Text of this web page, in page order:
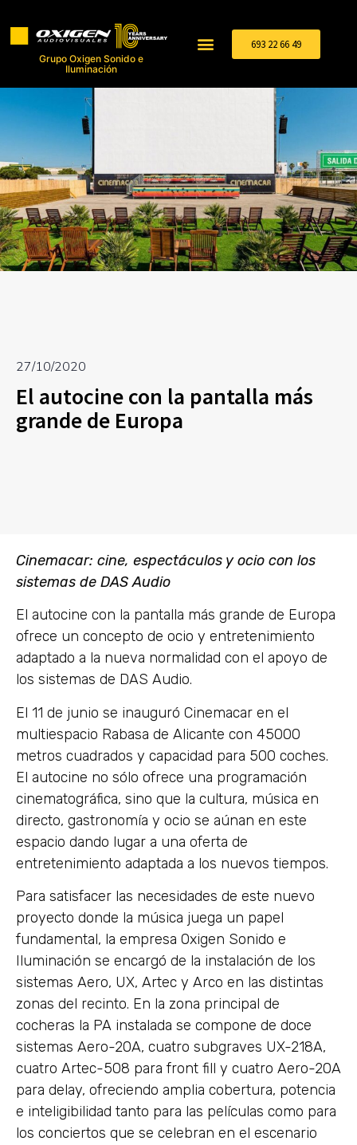
Grupo Oxigen Sonido e
Iluminación
693 22 66 49
27/10/2020
El autocine con la pantalla más
grande de Europa
Cinemacar: cine, espectáculos y ocio con los
sistemas de DAS Audio
El autocine con la pantalla más grande de Europa
ofrece un concepto de ocio y entretenimiento
adaptado a la nueva normalidad con el apoyo de
los sistemas de DAS Audio.
El 11 de junio se inauguró Cinemacar en el
multiespacio Rabasa de Alicante con 45000
metros cuadrados y capacidad para 500 coches.
El autocine no sólo ofrece una programación
cinematográfica, sino que la cultura, música en
directo, gastronomía y ocio se aúnan en este
espacio dando lugar a una oferta de
entretenimiento adaptada a los nuevos tiempos.
Para satisfacer las necesidades de este nuevo
proyecto donde la música juega un papel
fundamental, la empresa Oxigen Sonido e
Iluminación se encargó de la instalación de los
sistemas Aero, UX, Artec y Arco en las distintas
zonas del recinto. En la zona principal de
cocheras la PA instalada se compone de doce
sistemas Aero-20A, cuatro subgraves UX-218A,
cuatro Artec-508 para front fill y cuatro Aero-20A
para delay, ofreciendo amplia cobertura, potencia
e inteligibilidad tanto para las películas como para
los conciertos que se celebran en el escenario